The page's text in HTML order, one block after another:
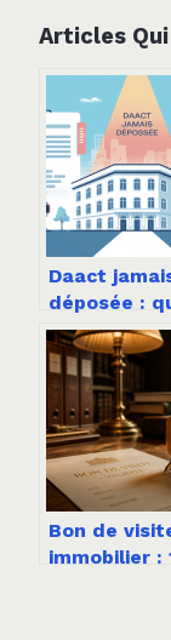
Articles
Daact
déposée :
faire et
risques pour
votre projet
immobilier ?
Bon de
immobilier :